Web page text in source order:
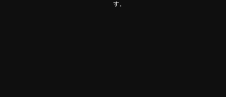
す。